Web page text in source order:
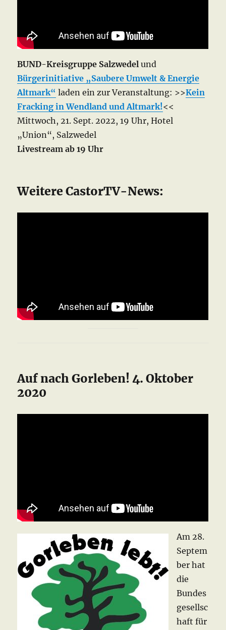
BUND-Kreisgruppe Salzwedel und
Bürgerinitiative „Saubere Umwelt & Energie
Altmark“ laden ein zur Veranstaltung: >>Kein
Fracking in Wendland und Altmark!<<
Mittwoch, 21. Sept. 2022, 19 Uhr, Hotel
„Union“, Salzwedel
Livestream ab 19 Uhr
Weitere CastorTV-News:
Auf nach Gorleben! 4. Oktober
2020
Am 28.
Septem
ber hat
die
Bundes
gesellsc
haft für